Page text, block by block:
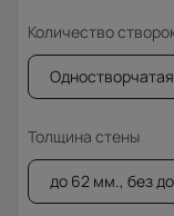
Количество
Одностворчатая
Толщина стены
до 62 мм., без